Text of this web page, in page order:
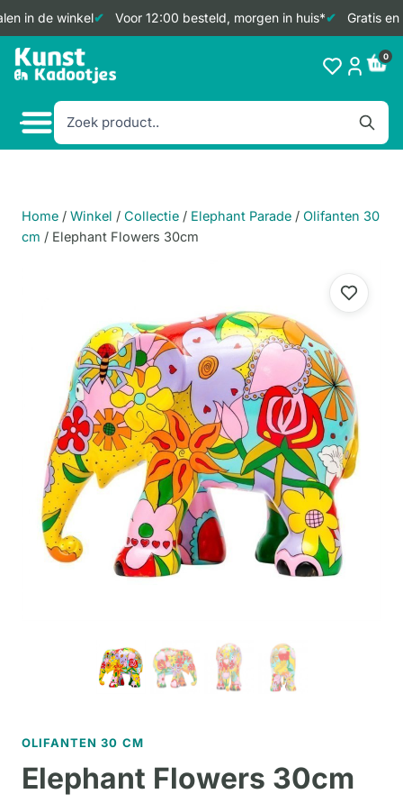
in de winkel Voor 12:00 besteld, morgen in huis* Gratis en
Doorgaan
naar
0
Home / Winkel / Collectie / Elephant Parade / Olifanten 30
cm / Elephant Flowers 30cm
OLIFANTEN 30 CM
Elephant Flowers 30cm